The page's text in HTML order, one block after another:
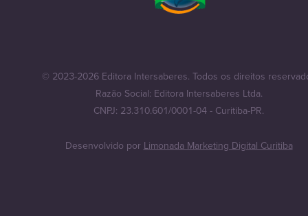
© 2023-2026 Editora Intersaberes. Todos os direitos
Razão Social: Editora Intersaberes Ltda.
CNPJ: 23.310.601/0001-04 - Curitiba-PR.
Desenvolvido por Limonada Marketing Digital Curitiba